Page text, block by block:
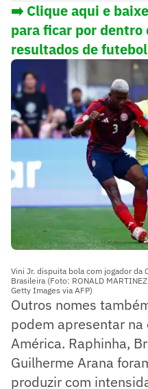
➡️ Clique aqui e
para ficar por
resultados de
Vini Jr. dispuita bola com jogador da
Brasileira (Foto: RONALD
Getty Images via AFP)
Outros nomes
podem apresentar na
América. Raphinha,
Guilherme Arana
produzir com